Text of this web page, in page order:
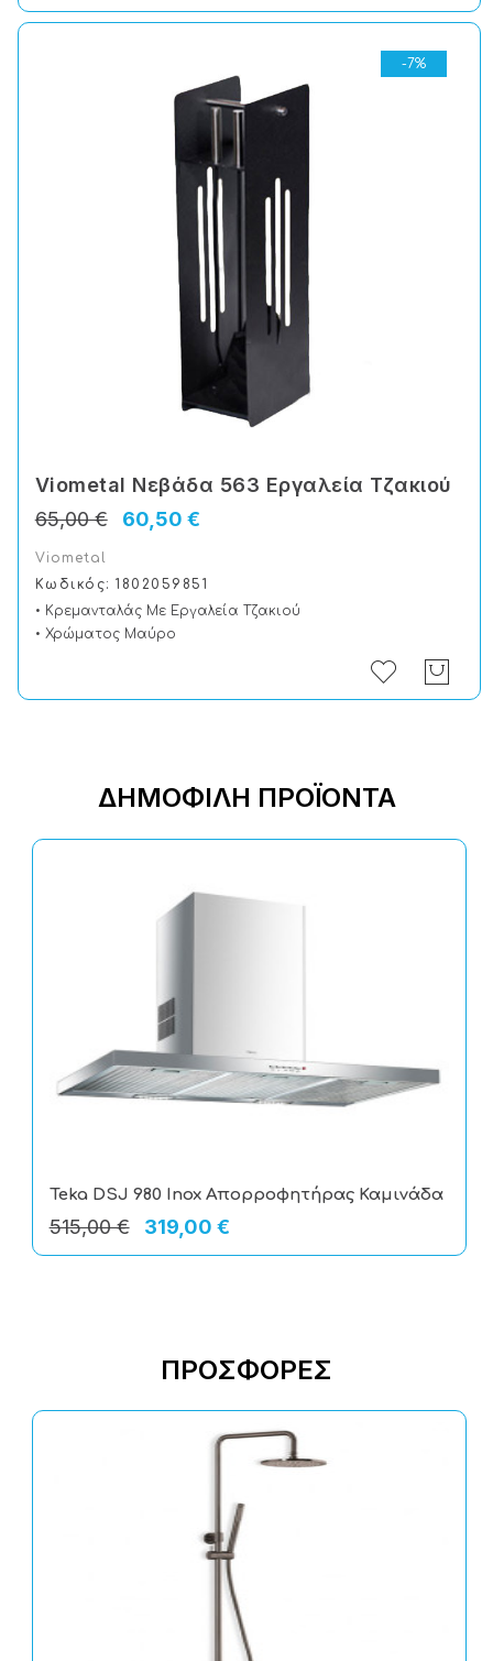
-7%
Viometal Νεβάδα 563 Εργαλεία Τζακιού
60,50 €
65,00 €
Viometal
Κωδικός: 1802059851
• Κρεμανταλάς Με Εργαλεία Τζακιού
• Χρώματος Μαύρο
ΔΗΜΟΦΙΛΉ ΠΡΟΪΌΝΤΑ
Teka DSJ 980 Inox Απορροφητήρας Καμινάδα
319,00 €
515,00 €
ΠΡΟΣΦΟΡΈΣ